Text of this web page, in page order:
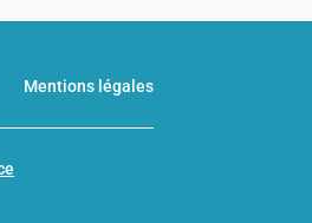
Mentions légales